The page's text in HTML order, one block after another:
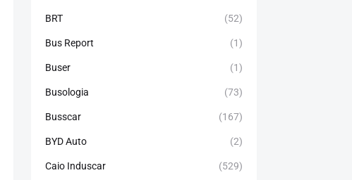
BRT (52)
Bus Report (1)
Buser (1)
Busologia (73)
Busscar (167)
BYD Auto (2)
Caio Induscar (529)